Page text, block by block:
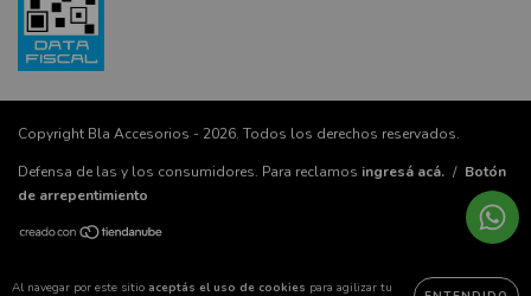
Al navegar por este sitio aceptás el uso de cookies para agilizar tu
Copyright Bla Accesorios - 2026. Todos los derechos reservados.
Defensa de las y los consumidores. Para reclamos ingresá acá. / Botón
de arrepentimiento